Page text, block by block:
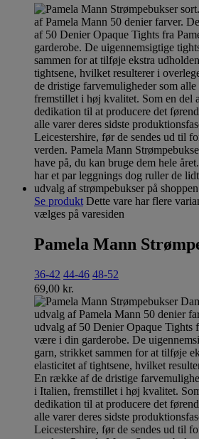
Se produkt Dette vare har flere
vælges på varesiden
Pamela Mann
36-42 44-46 48-52
69,00 kr.